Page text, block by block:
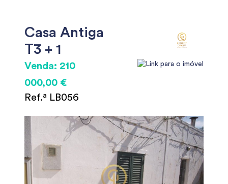
Casa Antiga
T3 + 1
Venda: 210
000,00 €
Ref.ª LB056